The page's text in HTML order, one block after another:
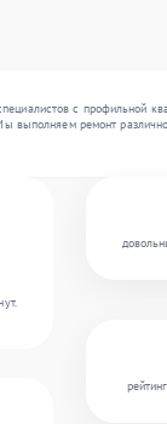
с профильной
выполняем ремонт